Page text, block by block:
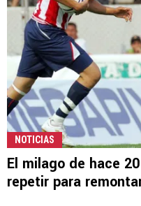
NOTICIAS
El milago de hace
repetir para